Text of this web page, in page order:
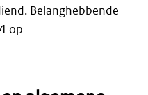
Belanghebbende
op